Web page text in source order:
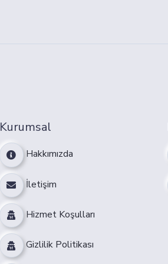
Kurumsal
Hakkımızda
İletişim
Hizmet Koşulları
Gizlilik Politikası